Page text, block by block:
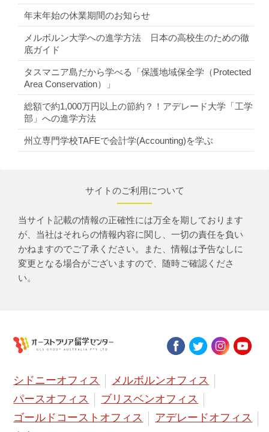
年末年始の休業期間のお知らせ
メルボルン大学への進学方法 日本の高校生のための徹
底ガイド
タスマニア島だから学べる「保護地域保全学（Protected
Area Conservation）」
総額で約1,000万円以上の節約？！アデレード大学「工学
部」への進学方法
州立専門学校TAFEで会計学(Accounting)を学ぶ
サイトのご利用について
当サイト記載の情報の正確性には万全を期しております
が、当社はそれらの情報内容に関し、一切の責任を負い
かねますのでご了承ください。また、情報は予告なしに
変更となる場合がございますので、随時ご確認くださ
い。
シドニーオフィス
メルボルンオフィス
パースオフィス
ブリスベンオフィス
ゴールドコーストオフィス
アデレードオフィス